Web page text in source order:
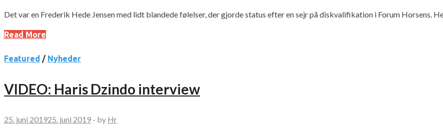
Det var en Frederik Hede Jensen med lidt blandede følelser, der gjorde status efter en sejr på diskvalifikation i Forum Horsens.
Read More
Featured / Nyheder
VIDEO: Haris Dzindo interview
25. juni 201925. juni 2019 - by Hr